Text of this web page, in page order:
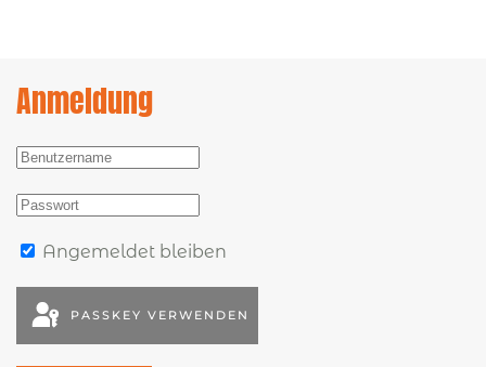
Anmeldung
Angemeldet bleiben
PASSKEY VERWENDEN